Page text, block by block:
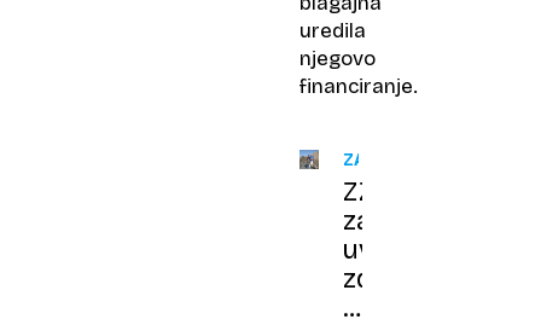
uredila
njegovo
financiranje.
ZAVLAČEVANJE
ZZZS
zavira
uvrstitev
zdravila
za